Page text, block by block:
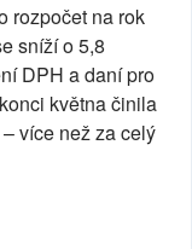
rozpočet na rok
sníží o 5,8
DPH a daní pro
května činila
více než za celý